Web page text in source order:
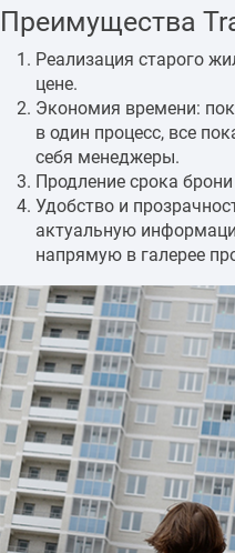
Преимущества
Реализация старого
цене.
Экономия времени:
в один процесс, все
себя менеджеры.
Продление срока
Удобство и
актуальную
напрямую в галерее